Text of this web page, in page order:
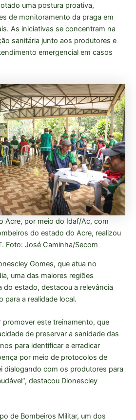
uma postura proativa,
de monitoramento da praga em
As iniciativas se concentram na
sanitária junto aos produtores e
emergencial em casos
Acre, por meio do Idaf/Ac, com
do estado do Acre, realizou
Foto: José Caminha/Secom
Gomes, que atua no
uma das maiores regiões
do estado, destacou a relevância
para a realidade local.
promover este treinamento, que
de preservar a sanidade das
para identificar e erradicar
por meio de protocolos de
dialogando com os produtores para
destacou Dionescley
de Bombeiros Militar, um dos